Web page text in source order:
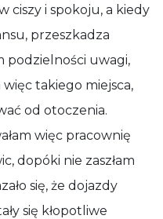
ciszy i spokoju, a kiedy
przeszkadza
podzielności uwagi,
takiego miejsca,
od otoczenia.
więc pracownię
dopóki nie zaszłam
się, że dojazdy
się kłopotliwe